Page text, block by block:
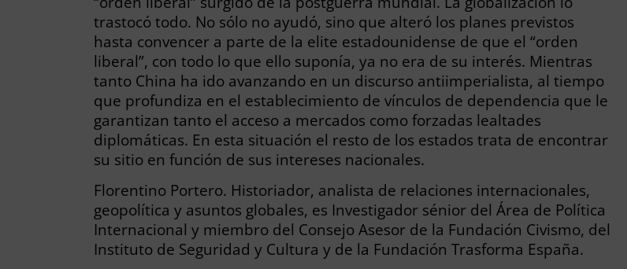
trastocó todo. No sólo no ayudó, sino que alteró los planes previstos
hasta convencer a parte de la elite estadounidense de que el “orden
liberal”, con todo lo que ello suponía, ya no era de su interés. Mientras
tanto China ha ido avanzando en un discurso antiimperialista, al tiempo
que profundiza en el establecimiento de vínculos de dependencia que le
garantizan tanto el acceso a mercados como forzadas lealtades
diplomáticas. En esta situación el resto de los estados trata de encontrar
su sitio en función de sus intereses nacionales.
Florentino Portero. Historiador, analista de relaciones internacionales,
geopolítica y asuntos globales, es Investigador sénior del Área de Política
Internacional y miembro del Consejo Asesor de la Fundación Civismo, del
Instituto de Seguridad y Cultura y de la Fundación Trasforma España.